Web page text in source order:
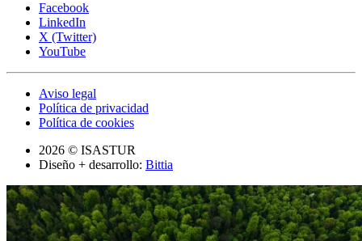
Facebook
LinkedIn
X (Twitter)
YouTube
Aviso legal
Política de privacidad
Política de cookies
2026 © ISASTUR
Diseño + desarrollo: Bittia